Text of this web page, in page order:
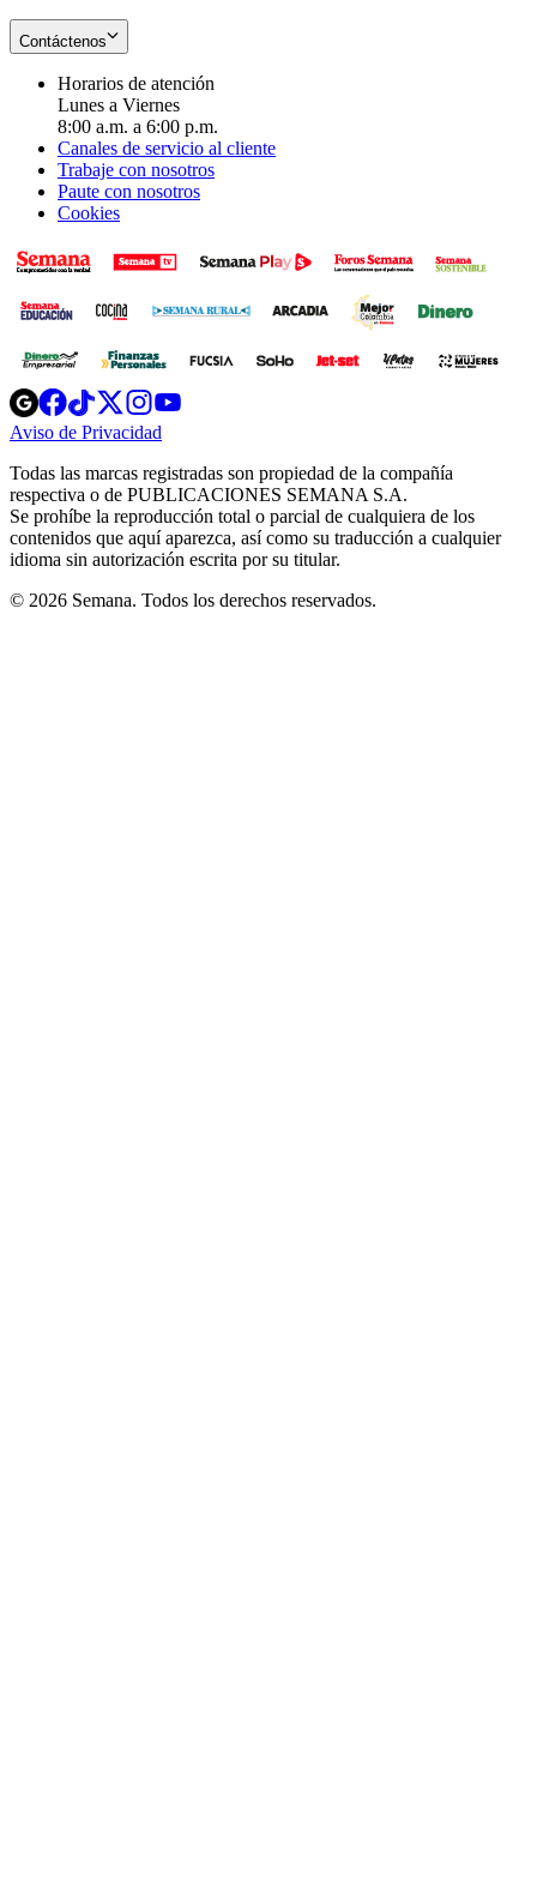
Contáctenos
Horarios de atención
Lunes a Viernes
8:00 a.m. a 6:00 p.m.
Canales de servicio al cliente
Trabaje con nosotros
Paute con nosotros
Cookies
Opens
in
new
Opens
in
new
Opens
in
new
window
Opens
new
windowwindow
Aviso de Privacidad
new
window
Todas las marcas registradas son propiedad de la compañía
respectiva o de PUBLICACIONES SEMANA S.A.
Se prohíbe la reproducción total o parcial de cualquiera de los
contenidos que aquí aparezca, así como su traducción a cualquier
idioma sin autorización escrita por su titular.
© 2026 Semana. Todos los derechos reservados.